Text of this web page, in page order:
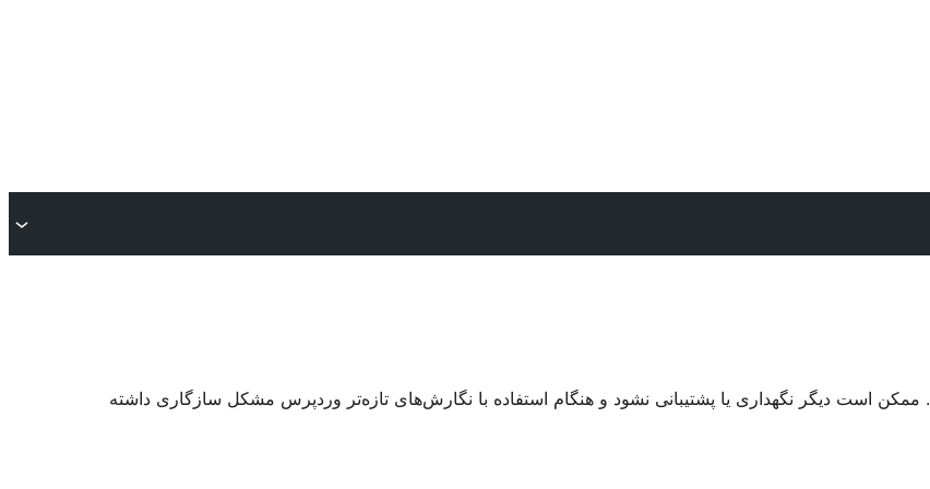
. ممکن است دیگر نگهداری یا پشتیبانی نشود و هنگام استفاده با نگارش‌های تازه‌تر وردپرس مشکل سازگاری داشته